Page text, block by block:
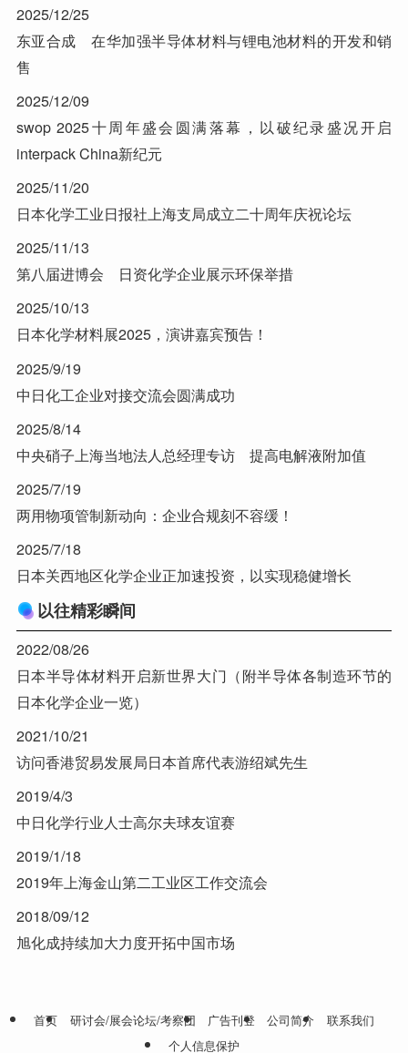
2025/12/25
东亚合成 在华加强半导体材料与锂电池材料的开发和销
售
2025/12/09
swop 2025十周年盛会圆满落幕，以破纪录盛况开启
interpack China新纪元
2025/11/20
日本化学工业日报社上海支局成立二十周年庆祝论坛
2025/11/13
第八届进博会 日资化学企业展示环保举措
2025/10/13
日本化学材料展2025，演讲嘉宾预告！
2025/9/19
中日化工企业对接交流会圆满成功
2025/8/14
中央硝子上海当地法人总经理专访 提高电解液附加值
2025/7/19
两用物项管制新动向：企业合规刻不容缓！
2025/7/18
日本关西地区化学企业正加速投资，以实现稳健增长
以往精彩瞬间
2022/08/26
日本半导体材料开启新世界大门（附半导体各制造环节的
日本化学企业一览）
2021/10/21
访问香港贸易发展局日本首席代表游绍斌先生
2019/4/3
中日化学行业人士高尔夫球友谊赛
2019/1/18
2019年上海金山第二工业区工作交流会
2018/09/12
旭化成持续加大力度开拓中国市场
首页 研讨会/展会论坛/考察团 广告刊登 公司简介
联系我们
个人信息保护